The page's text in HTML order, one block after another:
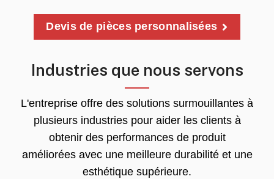
Devis de pièces personnalisées
Industries que nous servons
L'entreprise offre des solutions surmouillantes à
plusieurs industries pour aider les clients à
obtenir des performances de produit
améliorées avec une meilleure durabilité et une
esthétique supérieure.